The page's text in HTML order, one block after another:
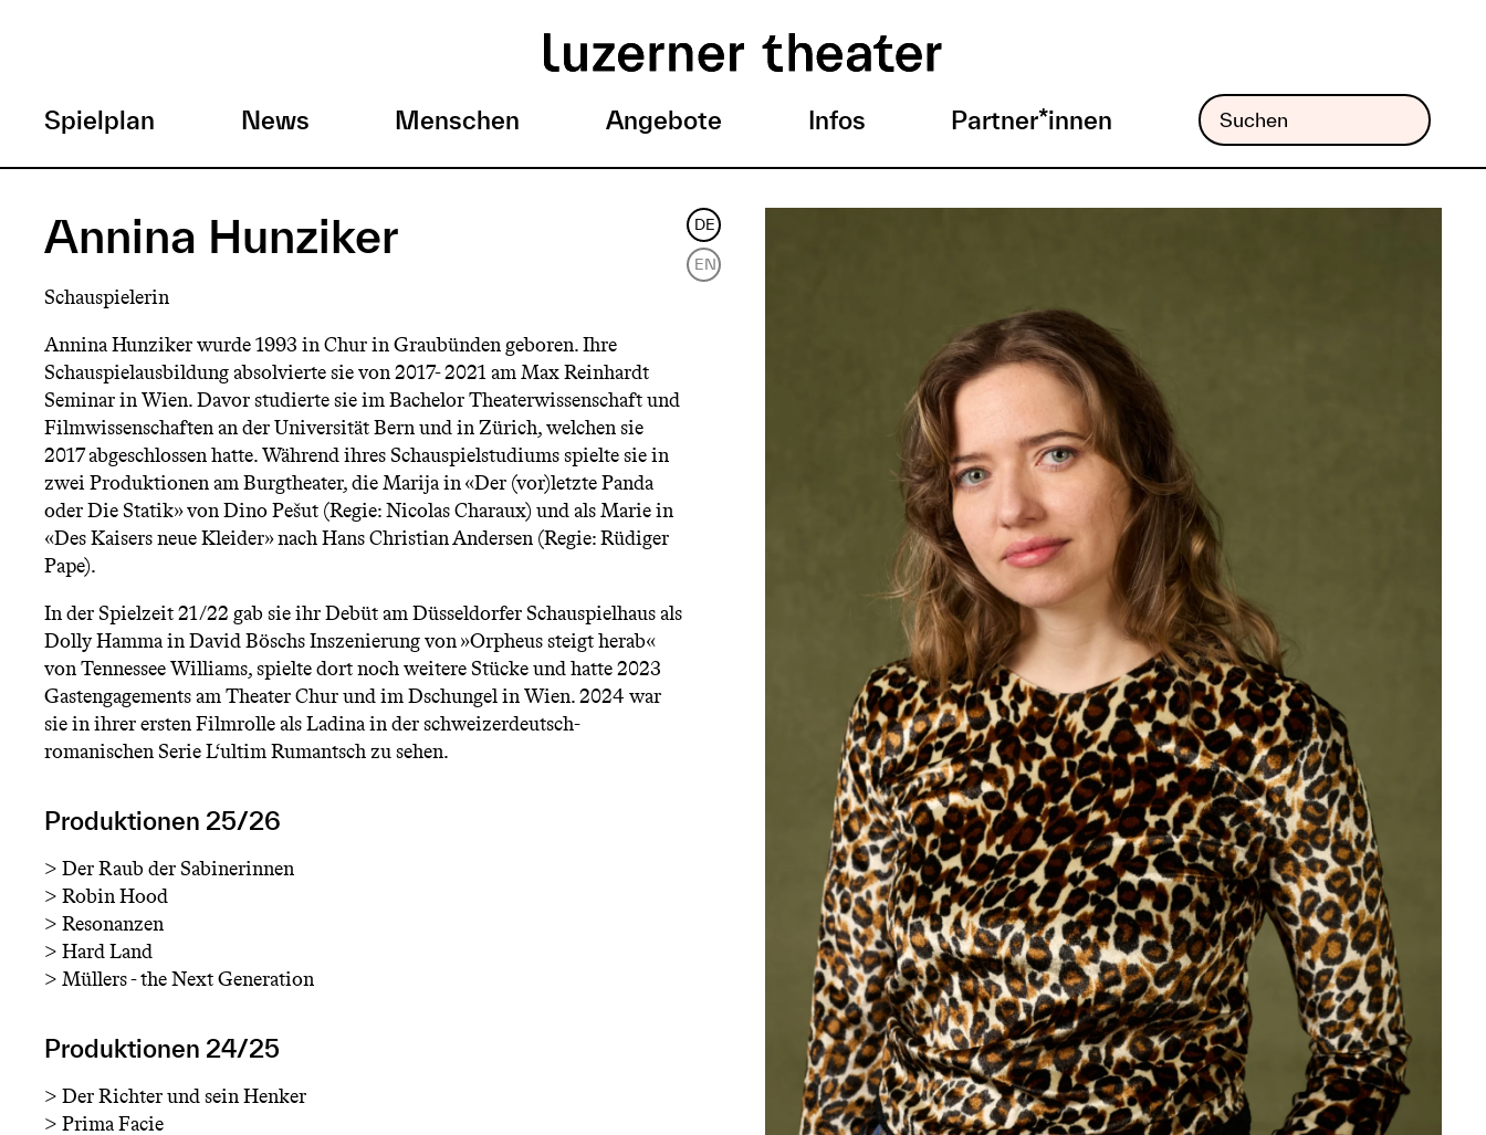
Inhalt
H
a
u
p
t
m
e
n
ü
Spielplan News Menschen Angebote Infos Partner*innen
Annina Hunziker
Schauspielerin
Annina Hunziker wurde 1993 in Chur in Graubünden geboren. Ihre
Schauspielausbildung absolvierte sie von 2017- 2021 am Max Reinhardt
Seminar in Wien. Davor studierte sie im Bachelor Theaterwissenschaft und
Filmwissenschaften an der Universität Bern und in Zürich, welchen sie
2017 abgeschlossen hatte. Während ihres Schauspielstudiums spielte sie in
zwei Produktionen am Burgtheater, die Marija in «Der (vor)letzte Panda
oder Die Statik» von Dino Pešut (Regie: Nicolas Charaux) und als Marie in
«Des Kaisers neue Kleider» nach Hans Christian Andersen (Regie: Rüdiger
Pape).
In der Spielzeit 21/22 gab sie ihr Debüt am Düsseldorfer Schauspielhaus als
Dolly Hamma in David Böschs Inszenierung von »Orpheus steigt herab«
von Tennessee Williams, spielte dort noch weitere Stücke und hatte 2023
Gastengagements am Theater Chur und im Dschungel in Wien. 2024 war
sie in ihrer ersten Filmrolle als Ladina in der schweizerdeutsch-
romanischen Serie L‘ultim Rumantsch zu sehen.
Produktionen 25/26
>Der Raub der Sabinerinnen
>Robin Hood
>Resonanzen
>Hard Land
>Müllers - the Next Generation
Produktionen 24/25
>Der Richter und sein Henker
>Prima Facie
DE
EN